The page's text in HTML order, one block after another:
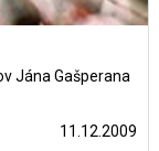
Jána Gašperana
11.12.2009